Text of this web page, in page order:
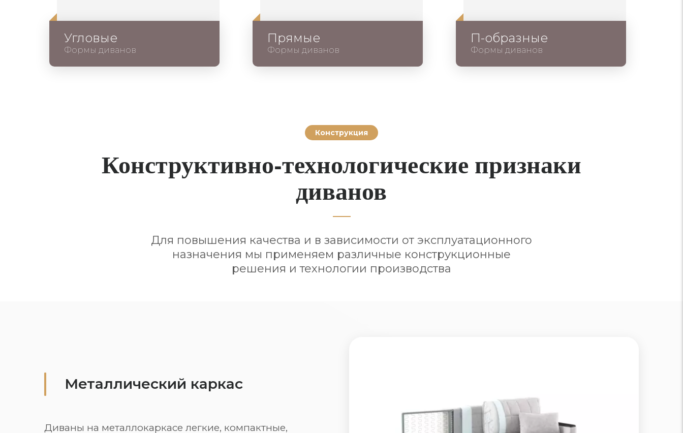
Угловые
Формы диванов
Прямые
Формы диванов
П-образные
Формы диванов
Конструкция
Конструктивно-технологические признаки
диванов
Для повышения качества и в зависимости от эксплуатационного
назначения мы применяем различные конструкционные
решения и технологии производства
Металлический каркас
Диваны на металлокаркасе легкие, компактные,